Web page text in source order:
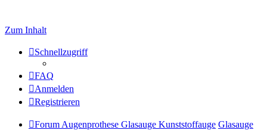
Zum Inhalt
Schnellzugriff
FAQ
Anmelden
Registrieren
Forum Augenprothese Glasauge Kunststoffauge Glasauge